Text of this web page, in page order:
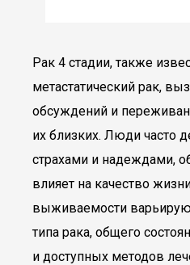
Рак 4 стадии, также
метастатический рак,
обсуждений и
их близких. Люди часто
страхами и надеждами,
влияет на качество
выживаемости
типа рака, общего
и доступных методов